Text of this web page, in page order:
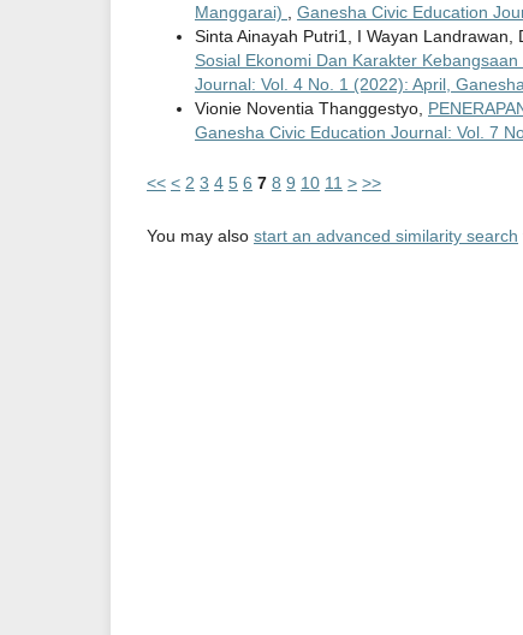
Manggarai) , Ganesha Civic Education
Sinta Ainayah Putri1, I Wayan Landrawan,
Sosial Ekonomi Dan Karakter
Journal: Vol. 4 No. 1 (2022): April,
Vionie Noventia Thanggestyo,
Ganesha Civic Education Journal: Vol. 7
<< < 2 3 4 5 6 7 8 9 10 11 > >>
You may also start an advanced similarity search